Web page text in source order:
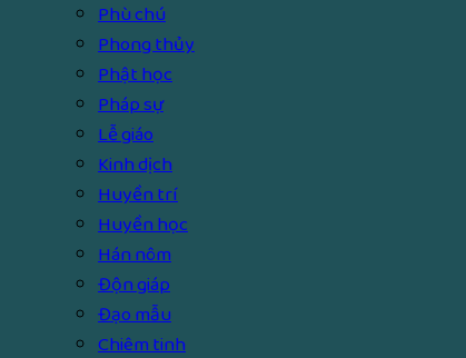
Phù chú
Phong thủy
Phật học
Pháp sự
Lễ giáo
Kinh dịch
Huyền trí
Huyền học
Hán nôm
Độn giáp
Đạo mẫu
Chiêm tinh